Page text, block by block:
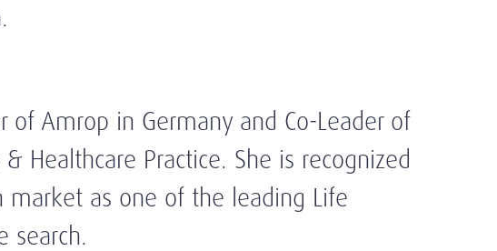
of Amrop in Germany and Co-Leader of
Healthcare Practice. She is recognized
market as one of the leading Life
search.